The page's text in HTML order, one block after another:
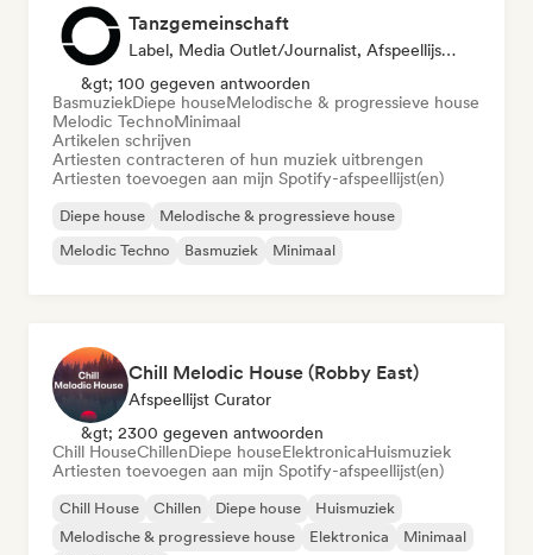
Tanzgemeinschaft
Label, Media Outlet/Journalist, Afspeellijst Curator
&gt; 100 gegeven antwoorden
BasmuziekDiepe houseMelodische & progressieve house
Melodic TechnoMinimaal
Artikelen schrijven
Artiesten contracteren of hun muziek uitbrengen
Artiesten toevoegen aan mijn Spotify-afspeellijst(en)
Diepe house
Melodische & progressieve house
Melodic Techno
Basmuziek Minimaal
Chill Melodic House (Robby East)
Afspeellijst Curator
&gt; 2300 gegeven antwoorden
Chill HouseChillenDiepe houseElektronicaHuismuziek
Artiesten toevoegen aan mijn Spotify-afspeellijst(en)
Chill House Chillen Diepe house
Huismuziek
Melodische & progressieve house
Elektronica
Minimaal